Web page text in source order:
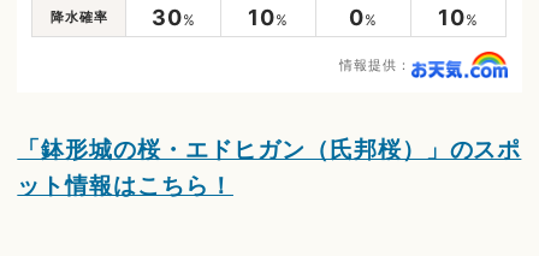
降水確率 30% 10% 0% 10%
情報提供：
「鉢形城の桜・エドヒガン（氏邦桜）」のスポ
ット情報はこちら！